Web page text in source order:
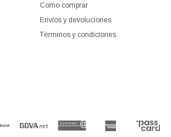
Como comprar
Envíos y devoluciones
Términos y condiciones